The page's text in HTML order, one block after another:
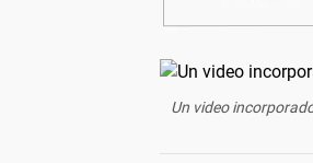
Un video